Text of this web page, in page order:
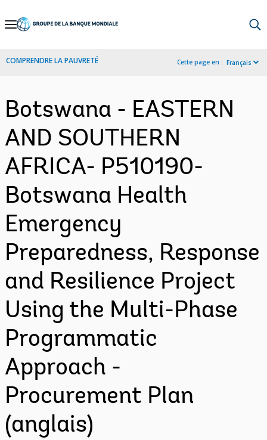
Skip
Navigation
COMPRENDRE LA PAUVRETÉ Cette page en : Français
Botswana - EASTERN
AND SOUTHERN
AFRICA- P510190-
Botswana Health
Emergency
Preparedness, Response
and Resilience Project
Using the Multi-Phase
Programmatic
Approach -
Procurement Plan
(anglais)